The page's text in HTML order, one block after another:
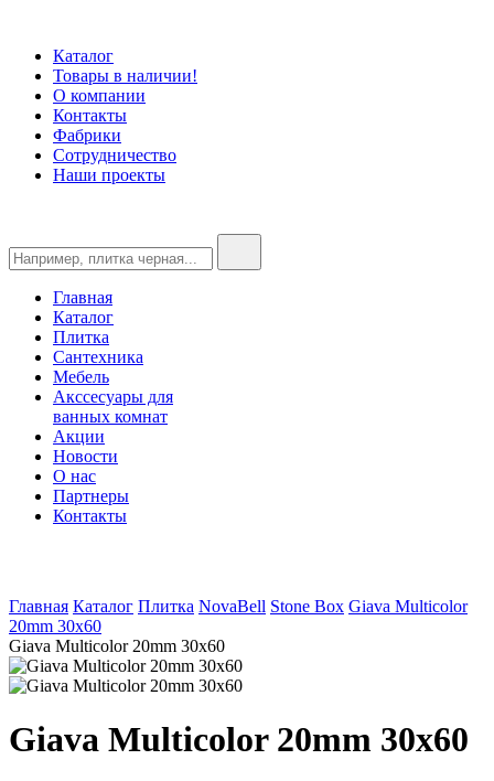
Каталог
Товары в наличии!
О компании
Контакты
Фабрики
Сотрудничество
Наши проекты
Главная
Каталог
Плитка
Сантехника
Мебель
Акссесуары для
ванных комнат
Акции
Новости
О нас
Партнеры
Контакты
Главная Каталог Плитка NovaBell Stone Box Giava Multicolor
20mm 30x60
Giava Multicolor 20mm 30x60
Giava Multicolor 20mm 30x60